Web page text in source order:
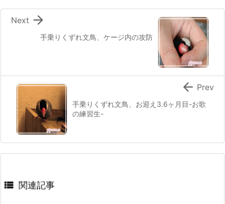
手乗りくずれ文鳥、ケージ内の攻防

Next
手乗りくずれ文鳥、お迎え3.6ヶ月目-お歌
の練習生-
 Prev
 関連記事